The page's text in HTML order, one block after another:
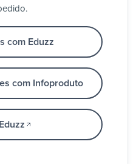
com Eduzz
com Infoproduto